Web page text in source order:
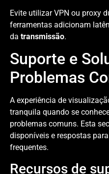
Evite utilizar VPN ou proxy
ferramentas adicionam
da transmissão.
Suporte e
Problemas
A experiência de
tranquila quando se
problemas comuns. Esta
disponíveis e respostas
frequentes.
Recursos de